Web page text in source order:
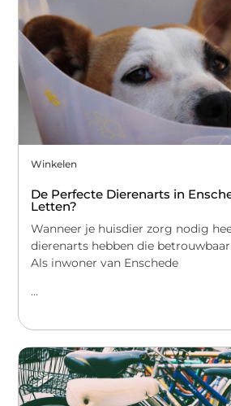
Winkelen
De Perfecte Dierenarts in
Letten?
Wanneer je huisdier zorg nodig
dierenarts hebben die
Als inwoner van Enschede
...